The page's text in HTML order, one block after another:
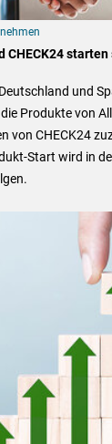
CHECK24
und
Produkte von
von CHECK24
Start wird in